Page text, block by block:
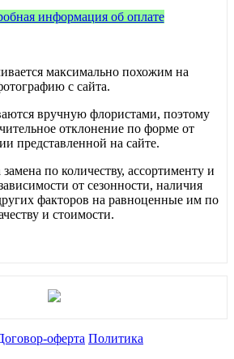
информация об оплате
максимально похожим на
с сайта.
вручную флористами, поэтому
отклонение по форме от
представленной на сайте.
по количеству, ассортименту и
от сезонности, наличия
факторов на равноценные им по
и стоимости.
оферта Политика